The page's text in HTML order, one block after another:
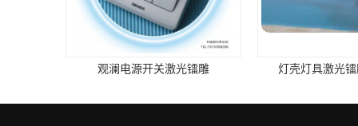
观澜电源开关激光镭雕 灯壳灯具激光